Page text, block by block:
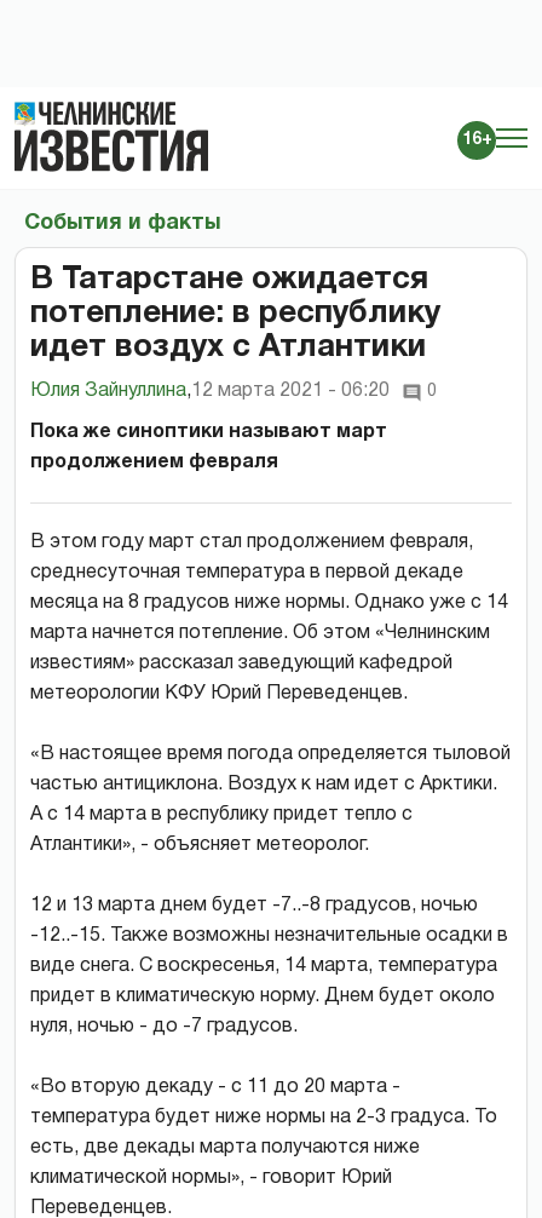
16+
События и факты
В Татарстане ожидается
потепление: в республику
идет воздух с Атлантики
Юлия Зайнуллина, 12 марта 2021 - 06:20 0
Пока же синоптики называют март
продолжением февраля
В этом году март стал продолжением февраля,
среднесуточная температура в первой декаде
месяца на 8 градусов ниже нормы. Однако уже с 14
марта начнется потепление. Об этом «Челнинским
известиям» рассказал заведующий кафедрой
метеорологии КФУ Юрий Переведенцев.
«В настоящее время погода определяется тыловой
частью антициклона. Воздух к нам идет с Арктики.
А с 14 марта в республику придет тепло с
Атлантики», - объясняет метеоролог.
12 и 13 марта днем будет -7..-8 градусов, ночью
-12..-15. Также возможны незначительные осадки в
виде снега. С воскресенья, 14 марта, температура
придет в климатическую норму. Днем будет около
нуля, ночью - до -7 градусов.
«Во вторую декаду - с 11 до 20 марта -
температура будет ниже нормы на 2-3 градуса. То
есть, две декады марта получаются ниже
климатической нормы», - говорит Юрий
Переведенцев.